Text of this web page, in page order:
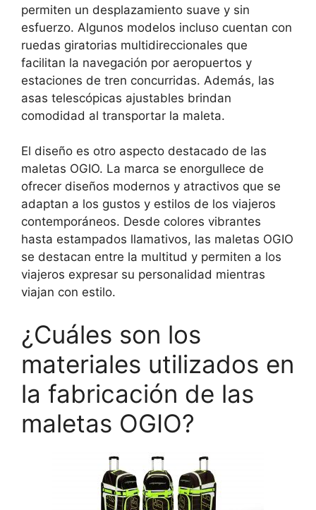
permiten un desplazamiento suave y sin
esfuerzo. Algunos modelos incluso cuentan con
ruedas giratorias multidireccionales que
facilitan la navegación por aeropuertos y
estaciones de tren concurridas. Además, las
asas telescópicas ajustables brindan
comodidad al transportar la maleta.
El diseño es otro aspecto destacado de las
maletas OGIO. La marca se enorgullece de
ofrecer diseños modernos y atractivos que se
adaptan a los gustos y estilos de los viajeros
contemporáneos. Desde colores vibrantes
hasta estampados llamativos, las maletas OGIO
se destacan entre la multitud y permiten a los
viajeros expresar su personalidad mientras
viajan con estilo.
¿Cuáles son los
materiales utilizados en
la fabricación de las
maletas OGIO?